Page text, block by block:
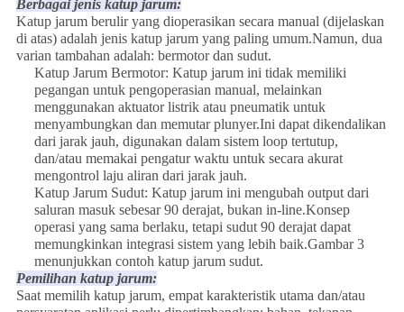
Berbagai jenis katup jarum:
Katup jarum berulir yang dioperasikan secara manual (dijelaskan
di atas) adalah jenis katup jarum yang paling umum.Namun, dua
varian tambahan adalah: bermotor dan sudut.
Katup Jarum Bermotor: Katup jarum ini tidak memiliki
pegangan untuk pengoperasian manual, melainkan
menggunakan aktuator listrik atau pneumatik untuk
menyambungkan dan memutar plunyer.Ini dapat dikendalikan
dari jarak jauh, digunakan dalam sistem loop tertutup,
dan/atau memakai pengatur waktu untuk secara akurat
mengontrol laju aliran dari jarak jauh.
Katup Jarum Sudut: Katup jarum ini mengubah output dari
saluran masuk sebesar 90 derajat, bukan in-line.Konsep
operasi yang sama berlaku, tetapi sudut 90 derajat dapat
memungkinkan integrasi sistem yang lebih baik.Gambar 3
menunjukkan contoh katup jarum sudut.
Pemilihan katup jarum:
Saat memilih katup jarum, empat karakteristik utama dan/atau